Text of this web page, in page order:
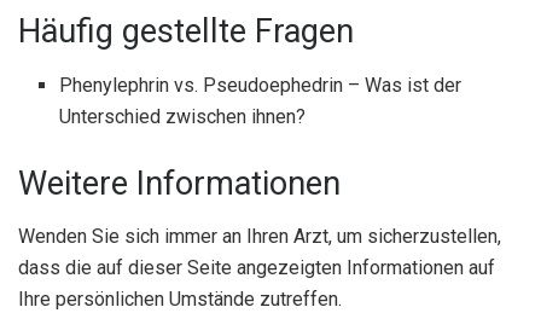
Häufig gestellte Fragen
Phenylephrin vs. Pseudoephedrin – Was ist der
Unterschied zwischen ihnen?
Weitere Informationen
Wenden Sie sich immer an Ihren Arzt, um sicherzustellen,
dass die auf dieser Seite angezeigten Informationen auf
Ihre persönlichen Umstände zutreffen.